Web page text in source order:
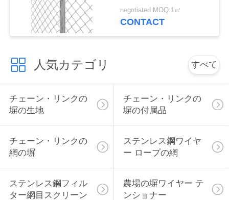
を
要
求
し
な
さ
い
の塀の日曜日の抵抗に
塗った
negotiated MOQ:1㎡
CONTACT
人気カテゴリ すべて
チェーン・リンクの
塀の生地
チェーン・リンクの
塀の付属品
チェーン・リンクの
網の塀
ステンレス鋼ワイヤ
ー ロープの網
ステンレス鋼フィル
ター網目スクリーン
農場の塀ワイヤー テ
ンショナー